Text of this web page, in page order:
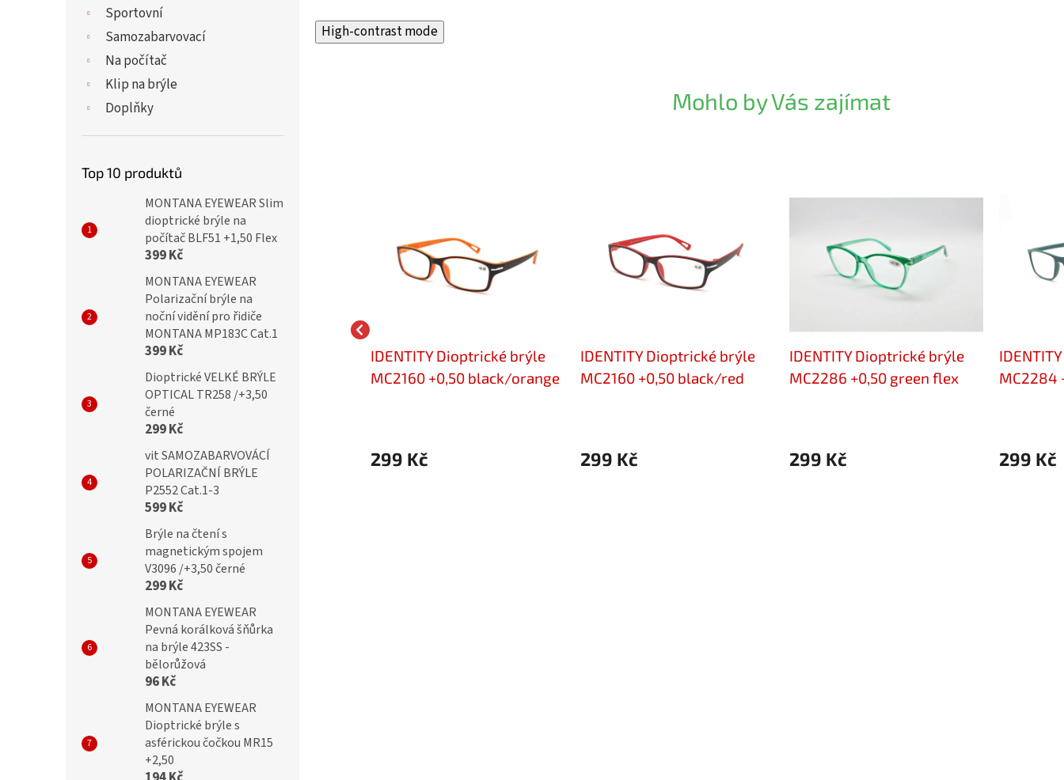
Sportovní
Samozabarvovací
Na počítač
Klip na brýle
Doplňky
Top 10 produktů
MONTANA EYEWEAR Slim
dioptrické brýle na
počítač BLF51 +1,50 Flex
399 Kč
MONTANA EYEWEAR
Polarizační brýle na
noční vidění pro řidiče
MONTANA MP183C Cat.1
399 Kč
Dioptrické VELKÉ BRÝLE
OPTICAL TR258 /+3,50
černé
299 Kč
vit SAMOZABARVOVÁCÍ
POLARIZAČNÍ BRÝLE
P2552 Cat.1-3
599 Kč
Brýle na čtení s
magnetickým spojem
V3096 /+3,50 černé
299 Kč
MONTANA EYEWEAR
Pevná korálková šňůrka
na brýle 423SS -
bělorůžová
96 Kč
MONTANA EYEWEAR
Dioptrické brýle s
asférickou čočkou MR15
+2,50
High-contrast mode
Mohlo by Vás zajímat
IDENTITY Dioptrické brýle
V3008 +0,50 white/black
299 Kč
IDENTITY Dioptrické brýle
MC2160 +0,50 black/orange
299 Kč
IDENTITY Dioptrické brýle
MC2160 +0,50 black/red
299 Kč
IDENTITY Dioptrické brýle
MC2286 +0,50 green flex
299 Kč
MC2284
299 Kč